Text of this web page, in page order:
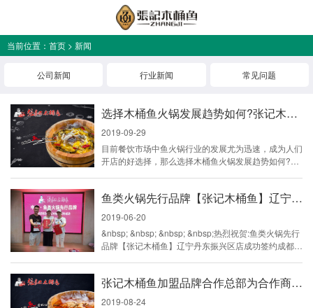
当前位置： 首页 > 新闻
公司新闻 行业新闻 常见问题
选择木桶鱼火锅发展趋势如何?张记木桶鱼加盟店怎么样?
2019-09-29
目前餐饮市场中鱼火锅行业的发展尤为迅速，成为人们
开店的好选择，那么选择木桶鱼火锅发展趋势如何?张
与经营的指导，创业省心，所以大家可以放心加盟。
木桶鱼火锅发展趋势如何?张记木桶鱼不仅具备创新精
神，同时秉承严谨的健康安全饮食理念，顺应趋势取得
了优异的成绩。...
鱼类火锅先行品牌【张记木桶鱼】辽宁丹东振兴区店成功签约
2019-06-20
&nbsp; &nbsp; &nbsp; &nbsp;热烈祝贺:鱼类火锅先行
品牌【张记木桶鱼】辽宁丹东振兴区店成功签约成都一
鱼
张记木桶鱼加盟品牌合作总部为合作商提供从始至终的合作扶持服务
2019-08-24